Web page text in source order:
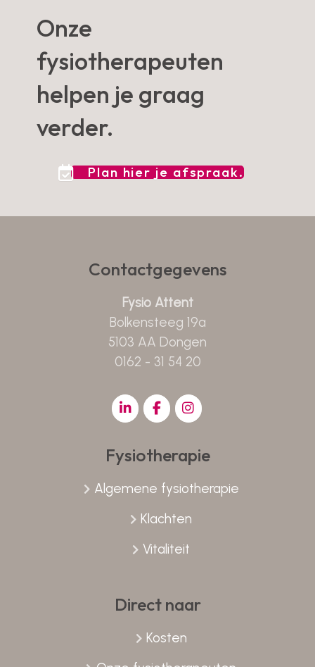
Onze
fysiotherapeuten
helpen je graag
verder.
Plan hier je afspraak.
Contactgegevens
Fysio Attent
Bolkensteeg 19a
5103 AA Dongen
0162 - 31 54 20
Fysiotherapie
Algemene fysiotherapie
Klachten
Vitaliteit
Direct naar
Kosten